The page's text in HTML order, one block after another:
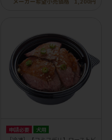
申請必要 犬用